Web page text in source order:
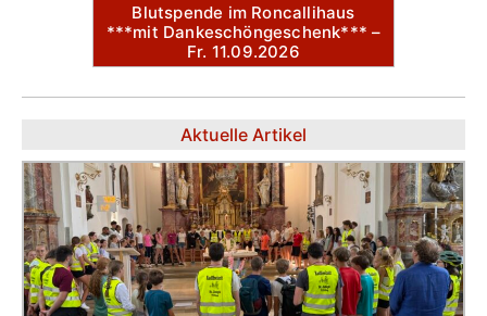
Blutspende im Roncallihaus
***mit Dankeschöngeschenk*** –
Fr. 11.09.2026
Aktuelle Artikel